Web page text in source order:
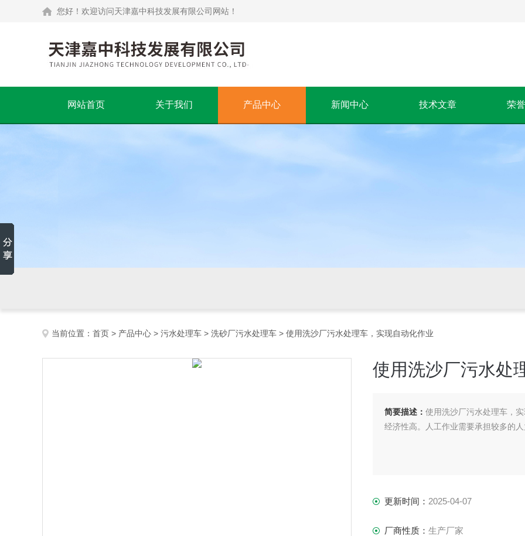
您好！欢迎访问天津嘉中科技发展有限公司网站！
网站首页 关于我们 产品中心 新闻中心 技术文章 荣
当前位置： 首页 > 产品中心 > 污水处理车 > 洗砂厂污水处理车 > 使用洗沙厂污水处理车，实现自动化作业
使用洗沙厂污水处
简要描述： 使用洗沙厂污水处理车，
经济性高。人工作业需要承担较多的
更新时间： 2025-04-07
厂商性质： 生产厂家